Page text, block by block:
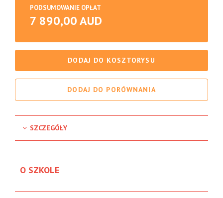
PODSUMOWANIE OPŁAT
7 890,00 AUD
DODAJ DO KOSZTORYSU
DODAJ DO PORÓWNANIA
SZCZEGÓŁY
O SZKOLE